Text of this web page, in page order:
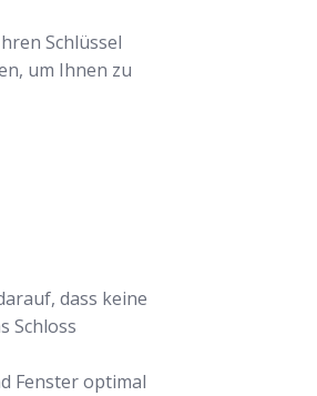
Schlüssel
um Ihnen zu
dass keine
Schloss
Fenster optimal